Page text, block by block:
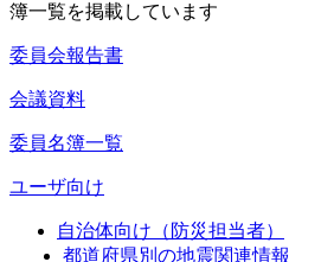
簿一覧を掲載しています
委員会報告書
会議資料
委員名簿一覧
ユーザ向け
自治体向け（防災担当者）
都道府県別の地震関連情報